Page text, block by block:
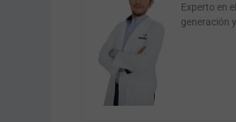
Experto en
generación